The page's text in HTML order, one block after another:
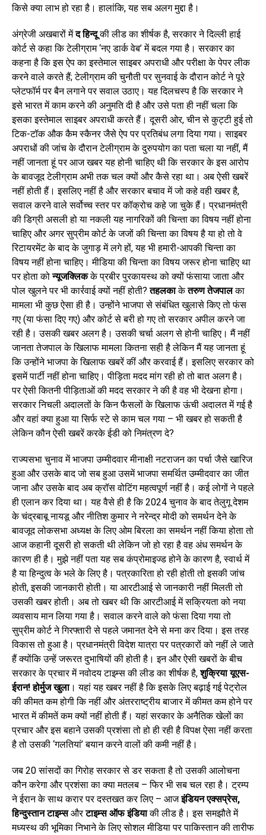
किसे क्या लाभ हो रहा है। हालांकि, यह सब अलग मुद्दा है।
अंग्रेजी अखबारों मेंद हिन्दूकी लीड का शीर्षक है, सरकार ने दिल्ली हाई
कोर्ट से कहा कि टेलीग्राम ‘नए डार्क वेब’ में बदल गया है। सरकार का
कहना है कि इस ऐप का इस्तेमाल साइबर अपराधी और परीक्षा के पेपर लीक
करने वाले करते हैं; टेलीग्राम की चुनौती पर सुनवाई के दौरान कोर्ट ने पूरे
प्लेटफॉर्म पर बैन लगाने पर सवाल उठाए। यह दिलचस्प है कि सरकार ने
इसे भारत में काम करने की अनुमति दी है और उसे पता ही नहीं चला कि
इसका इस्तेमाल साइबर अपराधी करते हैं। दूसरी ओर, चीन से कुट्टी हुई तो
टिक-टॉक औक कैम स्कैनर जैसे ऐप पर प्रतिबंध लगा दिया गया। साइबर
अपराधों की जांच के दौरान टेलीग्राम के दुरुपयोग का पता चला या नहीं, मैं
नहीं जानता हूं पर आज खबर यह होनी चाहिए थी कि सरकार के इस आरोप
के बावजूद टेलीग्राम अभी तक चल क्यों और कैसे रहा था। अब ऐसी खबरें
नहीं होती हैं। इसलिए नहीं है और सरकार बचाव में जो कहे वही खबर है,
सवाल करने वाले सर्वोच्च स्तर पर कॉक्रोच कहे जा चुके हैं। प्रधानमंत्री
की डिग्री असली हो या नकली यह नागरिकों की चिन्ता का विषय नहीं होना
चाहिए और अगर सुप्रीम कोर्ट के जजों की चिन्ता का विषय है या हो तो वे
रिटायरमेंट के बाद के जुगाड़ में लगे हों, यह भी हमारी-आपकी चिन्ता का
विषय नहीं होना चाहिए। मीडिया की चिन्ता का विषय जरूर होना चाहिए था
पर होता कोन्यूजक्लिकके प्रबीर पुरकायस्थ को क्यों फंसाया जाता और
पोल खुलने पर भी कार्रवाई क्यों नहीं होती?तहलकाकेतरुण तेजपालका
मामला भी कुछ ऐसा ही है। उन्होंने भाजपा से संबंधित खुलासे किए तो फंस
गए (या फंसा दिए गए) और कोर्ट से बरी हो गए तो सरकार अपील करने जा
रही है। उसकी खबर अलग है। उसकी चर्चा अलग से होनी चाहिए। मैं नहीं
जानता तेजपाल के खिलाफ मामला कितना सही है लेकिन मैं यह जानता हूं
कि उन्होंने भाजपा के खिलाफ खबरें कीं और करवाई हैं। इसलिए सरकार को
इसमें पार्टी नहीं होना चाहिए। पीड़िता मदद मांग रही हो तो बात अलग है।
पर ऐसी कितनी पीड़िताओं की मदद सरकार ने की है वह भी देखना होगा।
सरकार निचली अदालतों के किन फैसलों के खिलाफ ऊंची अदालत में गई है
और वहां क्या हुआ या सिर्फ स्टे से काम चल गया – भी खबर हो सकती है
लेकिन कौन ऐसी खबरें करके ईडी को निमंत्रण दे?
राज्यसभा चुनाव में भाजपा उम्मीदवार मीनाक्षी नटराजन का पर्चा जैसे खारिज
हुआ और उसके बाद जो सब हुआ उसमें भाजपा समर्थित उम्मीदवार का जीत
जाना और उसके बाद अब क्रॉस वोटिंग महत्वपूर्ण नहीं है। कई लोगों ने पहले
ही एलान कर दिया था। यह वैसे ही है कि 2024 चुनाव के बाद तेलुगू देशम
के चंद्रबाबू नायडू और नीतिश कुमार ने नरेन्द्र मोदी को समर्थन देने के
बावजूद लोकसभा अध्यक्ष के लिए ओम बिरला का समर्थन नहीं किया होता तो
आज कहानी दूसरी हो सकती थी लेकिन जो हो रहा है वह अंध समर्थन के
कारण ही है। मुझे नहीं पता यह सब कंप्रोमाइज्ड होने के कारण है, स्वार्थ में
है या हिन्दुत्व के भले के लिए है। पत्रकारिता हो रही होती तो इसकी जांच
होती, इसकी जानकारी होती। या आरटीआई से जानकारी नहीं मिलती तो
उसकी खबर होती। अब तो खबर थी कि आरटीआई में सक्रियता को नया
व्यवसाय मान लिया गया है। सवाल करने वाले को फंसा दिया गया तो
सुप्रीम कोर्ट ने गिरफ्तारी से पहले जमानत देने से मना कर दिया। इस तरह
विकास तो हुआ है। प्रधानमंत्री विदेश यात्रा पर पत्रकारों को नहीं ले जाते
हैं क्योंकि उन्हें जरूरत दुभाषियों की होती है। इन और ऐसी खबरों के बीच
सरकार के प्रचार में नवोदय टाइम्स की लीड का शीर्षक है,शुक्रिया यूएस-
ईरान! होर्मुज खुला। यहां यह खबर नहीं है कि इसके लिए बढ़ाई गई पेट्रोल
की कीमत कम होगी कि नहीं और अंतरराष्ट्रीय बाजार में कीमत कम होने पर
भारत में कीमतें कम क्यों नहीं होती हैं। यहां सरकार के अनैतिक खेलों का
प्रचार और इस बहाने उसकी प्रशंसा तो हो ही रही है विपक्ष ऐसा नहीं करता
है तो उसकी ‘गलतियां’ बयान करने वालों की कमी नहीं है।
जब 20 सांसदों का गिरोह सरकार से डर सकता है तो उसकी आलोचना
कौन करेगा और प्रशंसा का क्या मतलब – फिर भी सब चल रहा है। ट्रम्प
ने ईरान के साथ करार पर दस्तखत कर लिए – आजइंडियन एक्सप्रेस,
हिन्दुस्तान टाइम्सऔरटाइम्स ऑफ इंडियाकी लीड है। इस समझौते में
मध्यस्थ की भूमिका निभाने के लिए सोशल मीडिया पर पाकिस्तान की तारीफ